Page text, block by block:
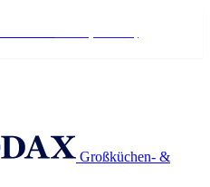
Großküchen- &